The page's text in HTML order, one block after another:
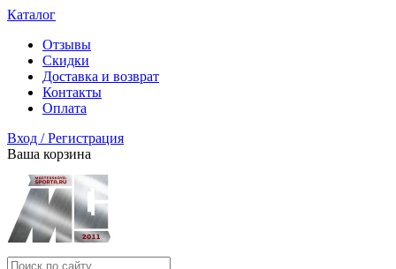
Каталог
Отзывы
Скидки
Доставка и возврат
Контакты
Оплата
Вход / Регистрация
Ваша корзина